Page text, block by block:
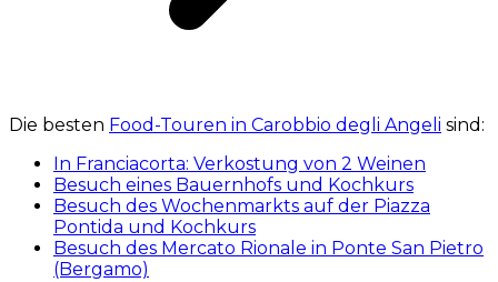
Die besten Food-Touren in Carobbio degli Angeli sind:
In Franciacorta: Verkostung von 2 Weinen
Besuch eines Bauernhofs und Kochkurs
Besuch des Wochenmarkts auf der Piazza
Pontida und Kochkurs
Besuch des Mercato Rionale in Ponte San Pietro
(Bergamo)